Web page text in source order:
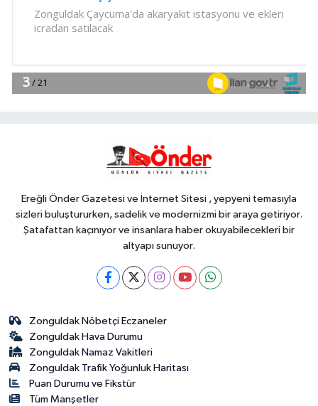
16:09YÖK'ten uluslararası
16:02 .
Ereğli Önder Gazetesi ve İnternet Sitesi , yepyeni temasıyla
sizleri buluştururken, sadelik ve modernizmi bir araya getiriyor.
Şatafattan kaçınıyor ve insanlara haber okuyabilecekleri bir
altyapı sunuyor.
Zonguldak Nöbetçi Eczaneler
Zonguldak Hava Durumu
Zonguldak Namaz Vakitleri
Zonguldak Trafik Yoğunluk Haritası
Puan Durumu ve Fikstür
Tüm Manşetler